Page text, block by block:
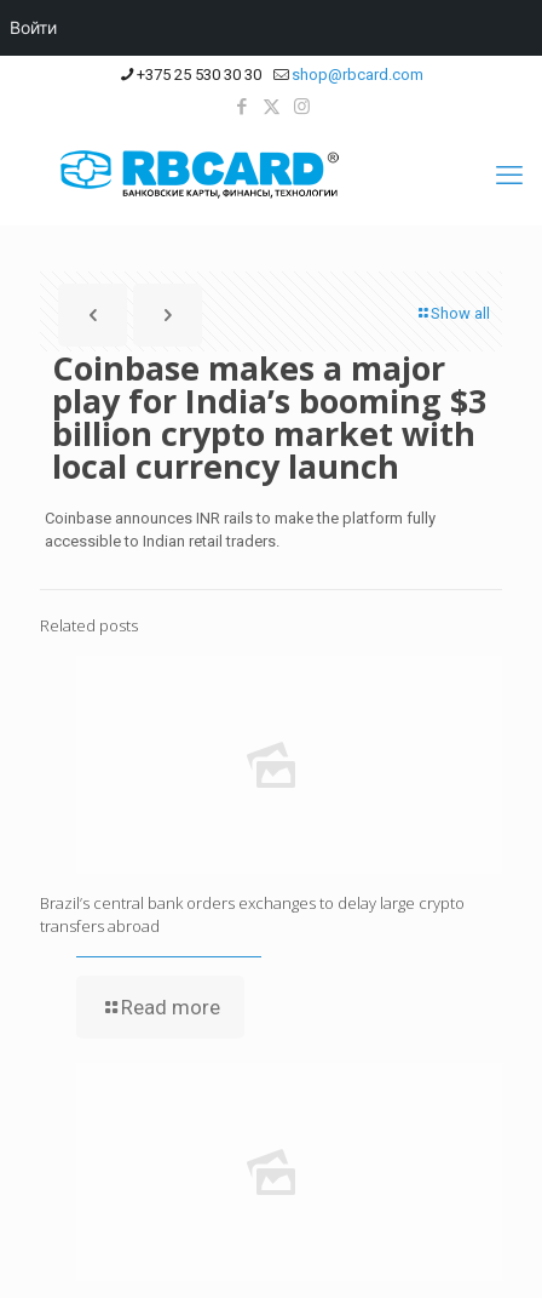
+375 25 530 30 30 shop@rbcard.com
Show all
Coinbase makes a major
play for India’s booming $3
billion crypto market with
local currency launch
Coinbase announces INR rails to make the platform fully
accessible to Indian retail traders.
Related posts
Brazil’s central bank orders exchanges to delay large crypto
transfers abroad
Read more
Войти